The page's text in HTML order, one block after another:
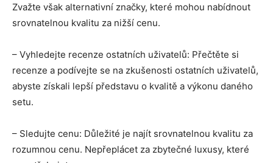
Zvažte však alternativní značky, které mohou nabídnout
srovnatelnou kvalitu za nižší cenu.
– Vyhledejte recenze ostatních uživatelů: Přečtěte si
recenze a podívejte se na zkušenosti ostatních uživatelů,
abyste získali lepší představu o kvalitě a výkonu daného
setu.
– Sledujte cenu: Důležité je najít srovnatelnou kvalitu za
rozumnou cenu. Nepřeplácet za zbytečné luxusy, které